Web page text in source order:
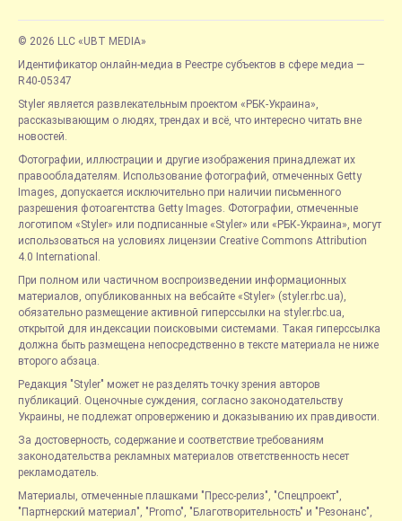
© 2026 LLC «UBT MEDIA»
Идентификатор онлайн-медиа в Реестре субъектов в сфере медиа —
R40-05347
Styler является развлекательным проектом «РБК-Украина»,
рассказывающим о людях, трендах и всё, что интересно читать вне
новостей.
Фотографии, иллюстрации и другие изображения принадлежат их
правообладателям. Использование фотографий, отмеченных Getty
Images, допускается исключительно при наличии письменного
разрешения фотоагентства Getty Images. Фотографии, отмеченные
логотипом «Styler» или подписанные «Styler» или «РБК-Украина», могут
использоваться на условиях лицензии Creative Commons Attribution
4.0 International.
При полном или частичном воспроизведении информационных
материалов, опубликованных на вебсайте «Styler» (styler.rbc.ua),
обязательно размещение активной гиперссылки на styler.rbc.ua,
открытой для индексации поисковыми системами. Такая гиперссылка
должна быть размещена непосредственно в тексте материала не ниже
второго абзаца.
Редакция "Styler" может не разделять точку зрения авторов
публикаций. Оценочные суждения, согласно законодательству
Украины, не подлежат опровержению и доказыванию их правдивости.
За достоверность, содержание и соответствие требованиям
законодательства рекламных материалов ответственность несет
рекламодатель.
Материалы, отмеченные плашками "Пресс-релиз", "Спецпроект",
"Партнерский материал", "Promo", "Благотворительность" и "Резонанс",